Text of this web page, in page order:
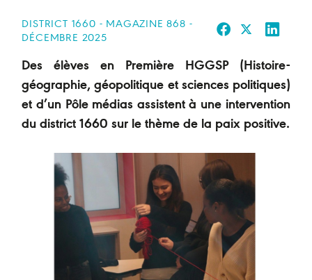
DISTRICT 1660 - MAGAZINE 868 -
DÉCEMBRE 2025
Des élèves en Première HGGSP (Histoire-
géographie, géopolitique et sciences politiques)
et d’un Pôle médias assistent à une intervention
du district 1660 sur le thème de la paix positive.